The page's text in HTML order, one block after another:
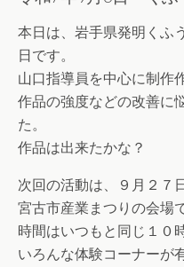
本日は、岩手県発明くふ
日です。
山口指導員を中心に制作
作品の強度などの改善に
た。
作品は出来たかな？
次回の活動は、９月２７
宮古市産業まつりの会場
時間はいつもと同じ１０
いろんな体験コーナーが